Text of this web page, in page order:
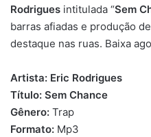
Rodrigues intitulada “Sem
barras afiadas e produção
destaque nas ruas. Baixa
Artista: Eric Rodrigues
Título: Sem Chance
Gênero: Trap
Formato: Mp3